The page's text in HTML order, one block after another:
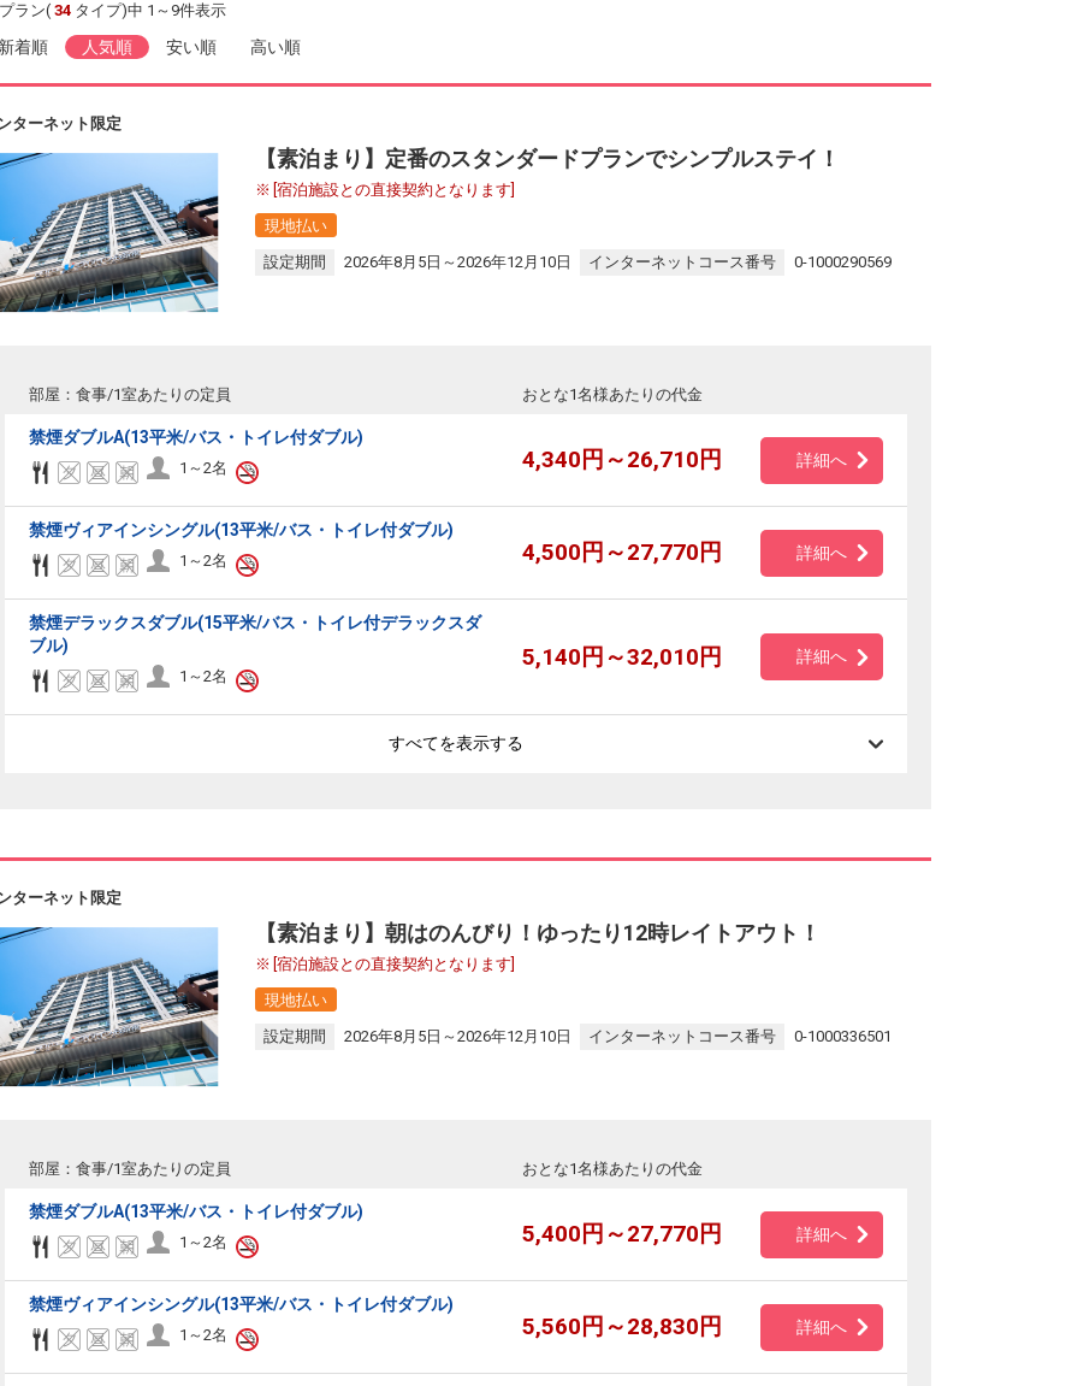
プラン( 34 タイプ)中 1～9件表示
着順 人気順 安い順 高い順
ターネット限定
【素泊まり】定番のスタンダードプランでシンプルステイ！
[宿泊施設との直接契約となります]
現地払い
設定期間
2026年8月5日～2026年12月10日 インターネットコース番号 0-1000290569
部屋：食事/1室あたりの定員 おとな1名様あたりの代金
禁煙ダブルA(13平米/バス・トイレ付ダブル)
1～2名 4,340円～26,710円 詳細へ
禁煙ヴィアインシングル(13平米/バス・トイレ付ダブル)
1～2名 4,500円～27,770円 詳細へ
禁煙デラックスダブル(15平米/バス・トイレ付デラックスダ
ブル)
1～2名
5,140円～32,010円 詳細へ
すべてを表示する
ターネット限定
【素泊まり】朝はのんびり！ゆったり12時レイトアウト！
[宿泊施設との直接契約となります]
現地払い
設定期間
2026年8月5日～2026年12月10日 インターネットコース番号 0-1000336501
部屋：食事/1室あたりの定員 おとな1名様あたりの代金
禁煙ダブルA(13平米/バス・トイレ付ダブル)
1～2名 5,400円～27,770円 詳細へ
禁煙ヴィアインシングル(13平米/バス・トイレ付ダブル)
1～2名 5,560円～28,830円 詳細へ